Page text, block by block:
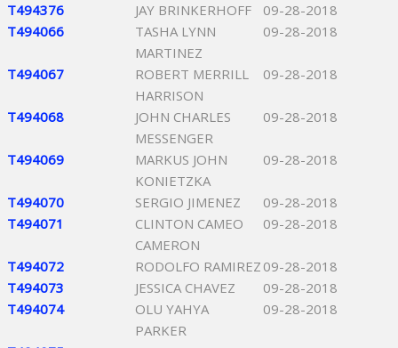
T494376 JAY BRINKERHOFF
09-28-2018
T494066
TASHA LYNN
MARTINEZ
09-28-2018
T494067
ROBERT MERRILL
HARRISON
09-28-2018
T494068
JOHN CHARLES
MESSENGER
09-28-2018
T494069
MARKUS JOHN
KONIETZKA
09-28-2018
T494070 SERGIO JIMENEZ
09-28-2018
T494071
CLINTON CAMEO
CAMERON
09-28-2018
T494072 RODOLFO RAMIREZ 09-28-2018
T494073
JESSICA CHAVEZ
09-28-2018
T494074
OLU YAHYA
PARKER
09-28-2018